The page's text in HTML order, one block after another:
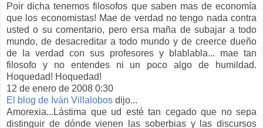
Poir dicha tenemos filosofos que saben mas de economía
que los economistas! Mae de verdad no tengo nada contra
usted o su comentario, pero ersa maña de subajar a todo
mundo, de desacreditar a todo mundo y de creerce dueño
de la verdad con sus profesores y blablabla... mae tan
filosofo y no entendes ni un poco algo de humildad.
Hoquedad! Hoquedad!
12 de enero de 2008 0:30
El blog de Iván Villalobos dijo...
Amorexia...Lástima que ud esté tan cegado que no sepa
distinguir de dónde vienen las soberbias y las discursos